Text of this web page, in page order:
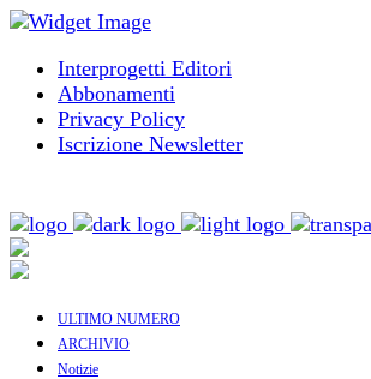
Interprogetti Editori
Abbonamenti
Privacy Policy
Iscrizione Newsletter
ULTIMO NUMERO
ARCHIVIO
Notizie